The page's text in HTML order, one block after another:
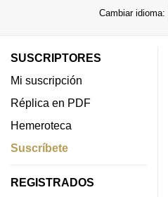
Cambiar idioma:
SUSCRIPTORES
Mi suscripción
Réplica en PDF
Hemeroteca
Suscríbete
REGISTRADOS